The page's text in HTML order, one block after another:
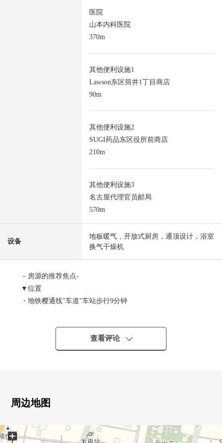
医院
山本内科医院
370m
其他便利设施1
Lawson东区筒井1丁目商店
90m
其他便利设施2
SUGI药品东区役所前商店
210m
其他便利设施3
名古屋代理官员邮局
570m
设备
地板暖气，开放式厨房，通顶设计，浴室
换气干燥机
－房源的推荐焦点-
▼位置
・地铁樱通线"车道"车站步行9分钟
▼建筑物的特徴
・有停车场2台分(出自车型的)
・从属于储藏室，收纳丰富
▼设备
查看评论
周边地图
+